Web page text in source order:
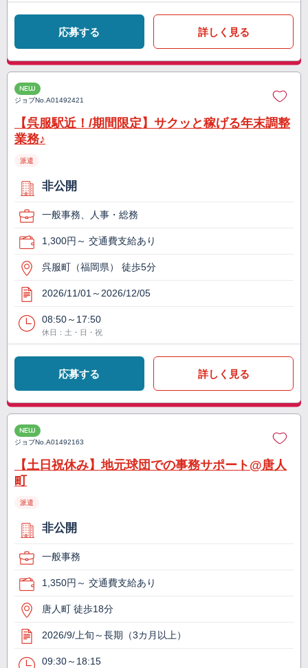
応募する 詳しく見る
NEW
ジョブNo.A01492421
【呉服駅近！/期間限定】サクッと稼げる年末調整
業務♪
派遣
非公開
一般事務、人事・総務
1,300円～ 交通費支給あり
呉服町（福岡県） 徒歩5分
2026/11/01～2026/12/05
08:50～17:50
休日：土・日・祝
応募する 詳しく見る
NEW
ジョブNo.A01492163
【土日祝休み】地元球団での事務サポート@唐人
町
派遣
非公開
一般事務
1,350円～ 交通費支給あり
唐人町 徒歩18分
2026/9/上旬～長期（3カ月以上）
09:30～18:15